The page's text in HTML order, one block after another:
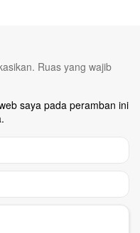
Ruas yang wajib
saya pada peramban ini